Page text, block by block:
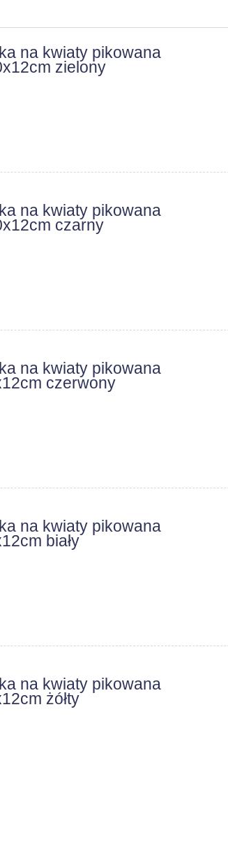
na kwiaty pikowana
zielony
na kwiaty pikowana
czarny
na kwiaty pikowana
czerwony
na kwiaty pikowana
biały
na kwiaty pikowana
żółty